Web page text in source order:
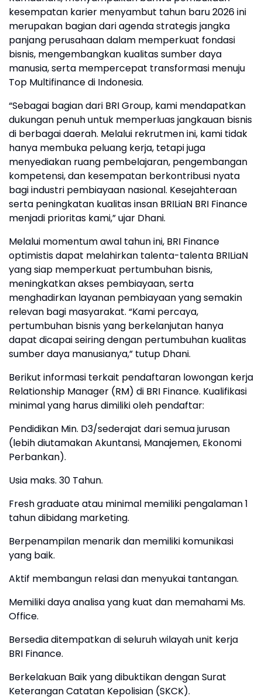
kesempatan karier menyambut tahun baru 2026 ini
merupakan bagian dari agenda strategis jangka
panjang perusahaan dalam memperkuat fondasi
bisnis, mengembangkan kualitas sumber daya
manusia, serta mempercepat transformasi menuju
Top Multifinance di Indonesia.
“Sebagai bagian dari BRI Group, kami mendapatkan
dukungan penuh untuk memperluas jangkauan bisnis
di berbagai daerah. Melalui rekrutmen ini, kami tidak
hanya membuka peluang kerja, tetapi juga
menyediakan ruang pembelajaran, pengembangan
kompetensi, dan kesempatan berkontribusi nyata
bagi industri pembiayaan nasional. Kesejahteraan
serta peningkatan kualitas insan BRILiaN BRI Finance
menjadi prioritas kami,” ujar Dhani.
Melalui momentum awal tahun ini, BRI Finance
optimistis dapat melahirkan talenta-talenta BRILiaN
yang siap memperkuat pertumbuhan bisnis,
meningkatkan akses pembiayaan, serta
menghadirkan layanan pembiayaan yang semakin
relevan bagi masyarakat. “Kami percaya,
pertumbuhan bisnis yang berkelanjutan hanya
dapat dicapai seiring dengan pertumbuhan kualitas
sumber daya manusianya,” tutup Dhani.
Berikut informasi terkait pendaftaran lowongan kerja
Relationship Manager (RM) di BRI Finance. Kualifikasi
minimal yang harus dimiliki oleh pendaftar:
Pendidikan Min. D3/sederajat dari semua jurusan
(lebih diutamakan Akuntansi, Manajemen, Ekonomi
Perbankan).
Usia maks. 30 Tahun.
Fresh graduate atau minimal memiliki pengalaman 1
tahun dibidang marketing.
Berpenampilan menarik dan memiliki komunikasi
yang baik.
Aktif membangun relasi dan menyukai tantangan.
Memiliki daya analisa yang kuat dan memahami Ms.
Office.
Bersedia ditempatkan di seluruh wilayah unit kerja
BRI Finance.
Berkelakuan Baik yang dibuktikan dengan Surat
Keterangan Catatan Kepolisian (SKCK).